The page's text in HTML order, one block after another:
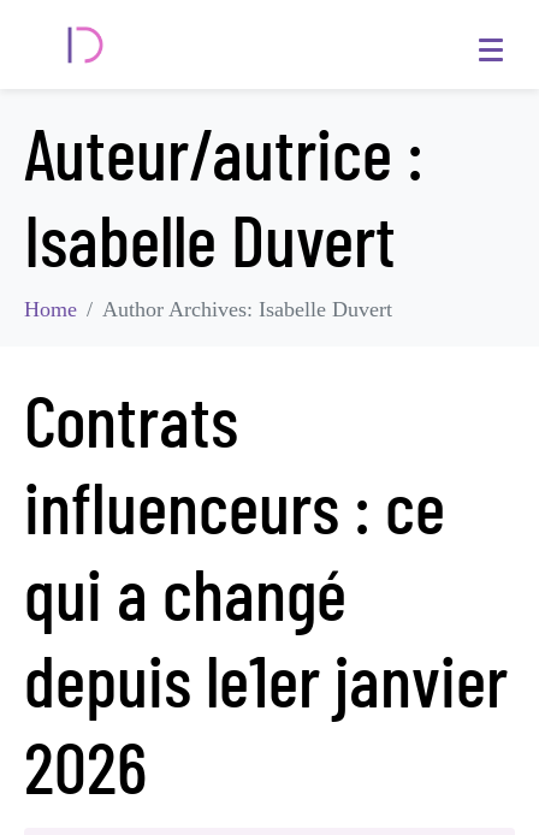
Auteur/autrice :
Isabelle Duvert
Home Author Archives: Isabelle Duvert
Contrats
influenceurs : ce
qui a changé
depuis le1er janvier
2026